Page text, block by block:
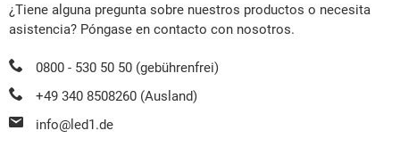
¿Tiene alguna pregunta sobre nuestros productos o necesita
asistencia? Póngase en contacto con nosotros.
0800 - 530 50 50 (gebührenfrei)
+49 340 8508260 (Ausland)
info@led1.de